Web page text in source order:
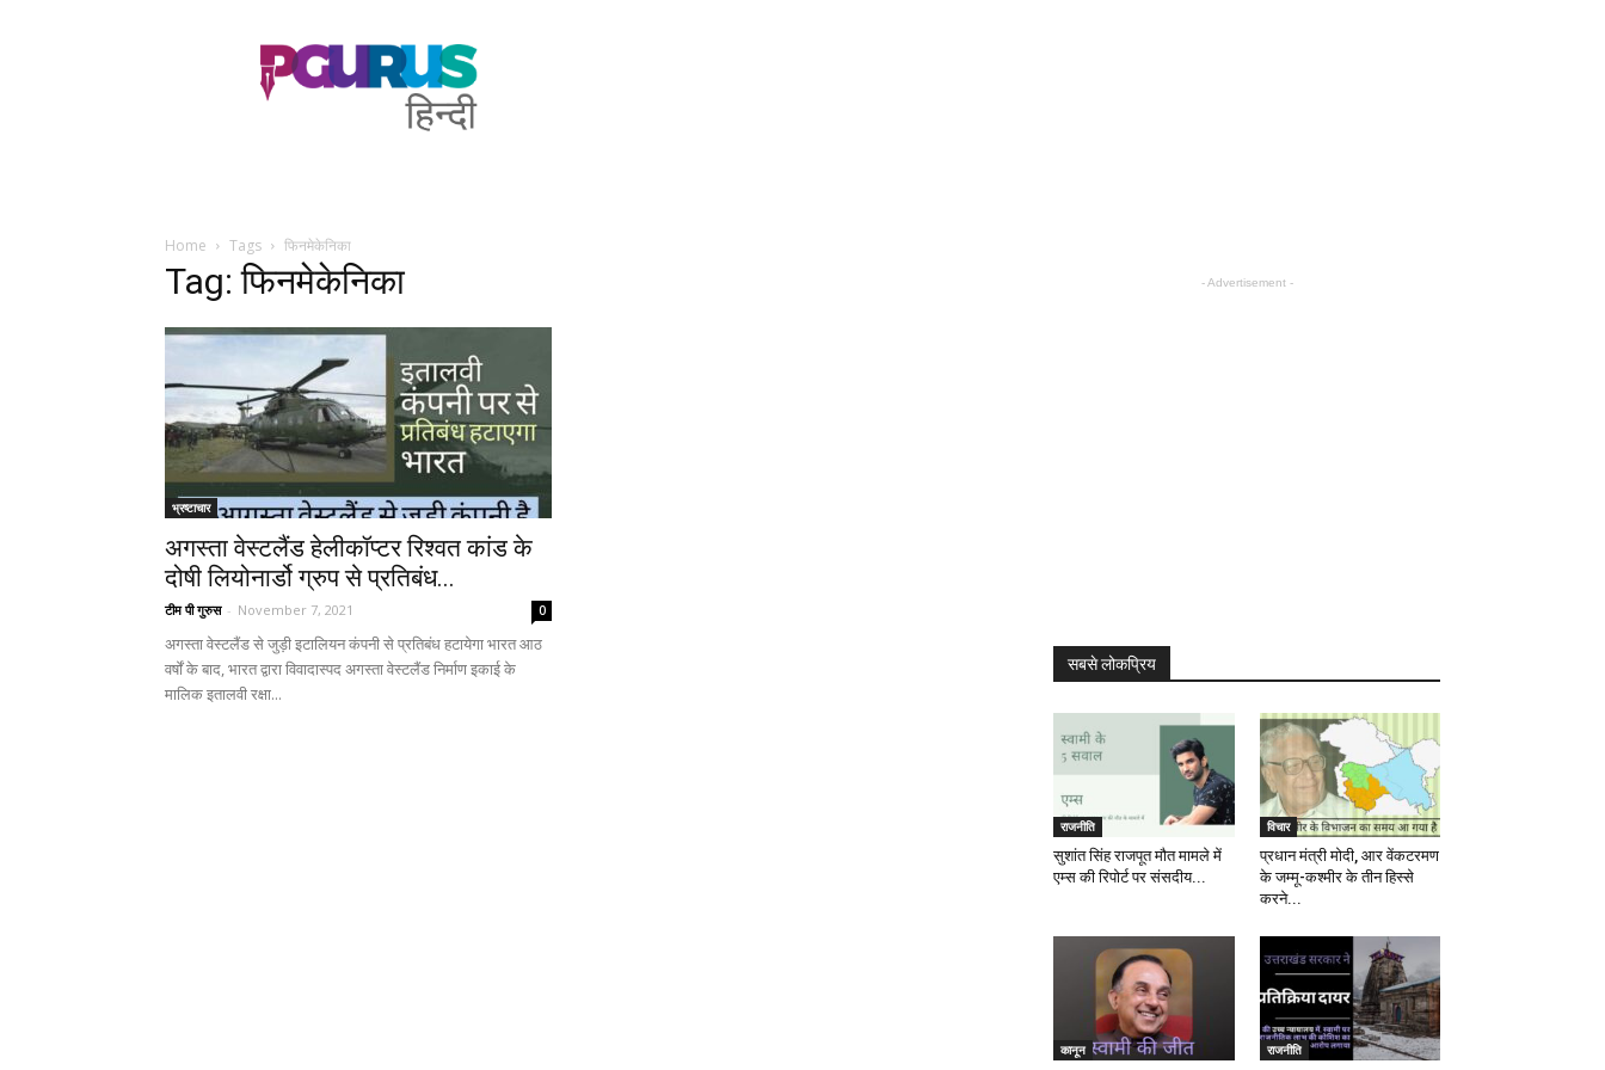
PGurus
Hindi
Home Tags फिनमेकेनिका
Tag: फिनमेकेनिका
भ्रष्टाचार
अगस्ता वेस्टलैंड हेलीकॉप्टर रिश्वत कांड के
दोषी लियोनार्डो ग्रुप से प्रतिबंध...
टीम पी गुरुस - November 7, 2021 0
अगस्ता वेस्टलैंड से जुड़ी इटालियन कंपनी से प्रतिबंध हटायेगा भारत आठ
वर्षों के बाद, भारत द्वारा विवादास्पद अगस्ता वेस्टलैंड निर्माण इकाई के
मालिक इतालवी रक्षा...
- Advertisement -
सबसे लोकप्रिय
राजनीति
सुशांत सिंह राजपूत मौत मामले में
एम्स की रिपोर्ट पर संसदीय...
विचार
प्रधान मंत्री मोदी, आर वेंकटरमण
के जम्मू-कश्मीर के तीन हिस्से
करने...
कानून राजनीति